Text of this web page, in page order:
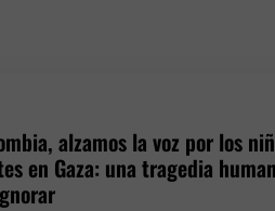
alzamos la voz por los
en Gaza: una tragedia